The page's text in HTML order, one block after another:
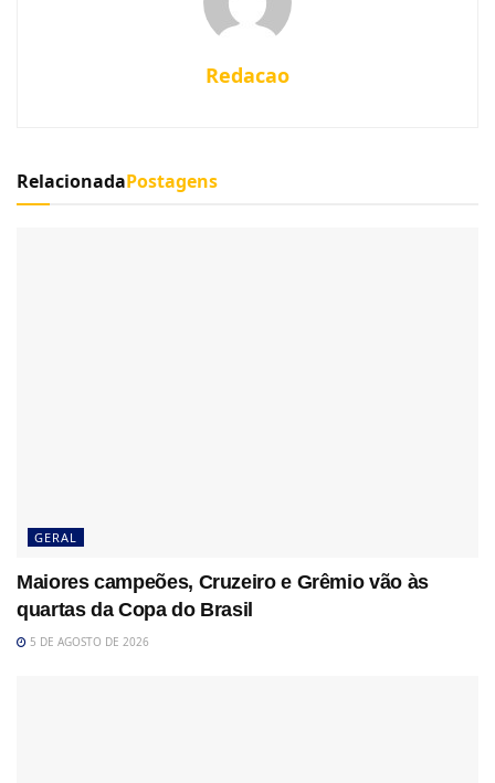
Redacao
RelacionadaPostagens
GERAL
Maiores campeões, Cruzeiro e Grêmio vão às
quartas da Copa do Brasil
5 DE AGOSTO DE 2026